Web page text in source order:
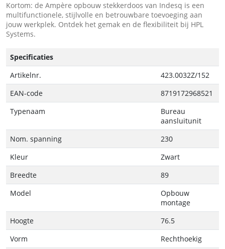
Kortom: de Ampère opbouw stekkerdoos van Indesq is een
multifunctionele, stijlvolle en betrouwbare toevoeging aan
jouw werkplek. Ontdek het gemak en de flexibiliteit bij HPL
Systems.
Specificaties
Artikelnr.
423.0032Z/152
EAN-code
8719172968521
Typenaam
Bureau
aansluitunit
Nom. spanning
230
Kleur
Zwart
Breedte
89
Model
Opbouw
montage
Hoogte
76.5
Vorm
Rechthoekig